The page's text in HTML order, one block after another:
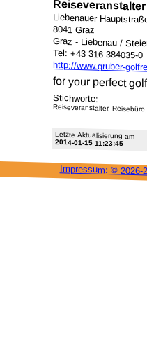
Reiseveranstalter
Liebenauer
8041 Graz
Graz - Liebenau /
Tel: +43 316 384035-0
http://www.gruber-
for your perfect
Stichworte:
Reiseveranstalter,
Letzte Aktu­alisie­rung am
2014-01-15 11:23:45
Impressum: © 2026-